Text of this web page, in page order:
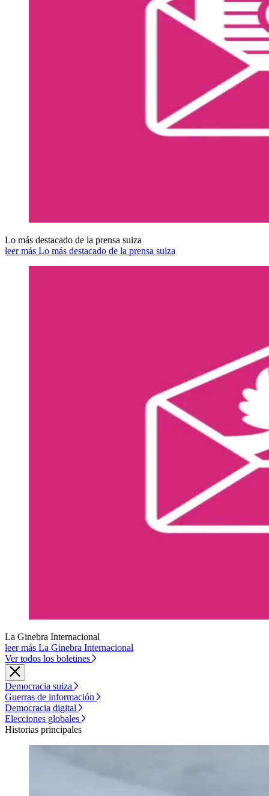
Lo más destacado de la prensa suiza
leer más Lo más destacado de la prensa suiza
La Ginebra Internacional
leer más La Ginebra Internacional
Ver todos los boletines
Democracia suiza
Guerras de información
Democracia digital
Elecciones globales
Historias principales